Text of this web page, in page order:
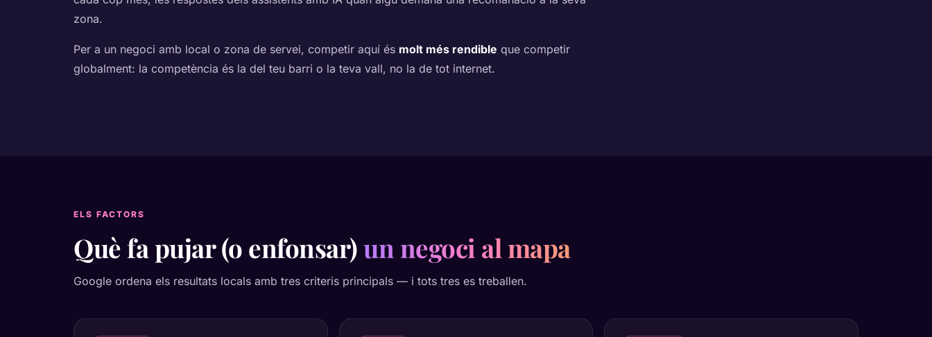
zona.
Per a un negoci amb local o zona de servei, competir aquí és molt més rendible que competir
globalment: la competència és la del teu barri o la teva vall, no la de tot internet.
ELS FACTORS
Què fa pujar (o enfonsar)un negoci al mapa
Google ordena els resultats locals amb tres criteris principals — i tots tres es treballen.